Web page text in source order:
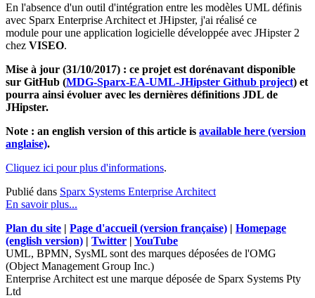
En l'absence d'un outil d'intégration entre les modèles UML définis
avec Sparx Enterprise Architect et JHipster, j'ai réalisé ce
module pour une application logicielle développée avec JHipster 2
chez VISEO.
Mise à jour (31/10/2017) : ce projet est dorénavant disponible
sur GitHub (MDG-Sparx-EA-UML-JHipster Github project) et
pourra ainsi évoluer avec les dernières définitions JDL de
JHipster.
Note : an english version of this article is available here (version
anglaise).
Cliquez ici pour plus d'informations.
Publié dans Sparx Systems Enterprise Architect
En savoir plus...
Plan du site | Page d'accueil (version française) | Homepage
(english version) | Twitter | YouTube
UML, BPMN, SysML sont des marques déposées de l'OMG
(Object Management Group Inc.)
Enterprise Architect est une marque déposée de Sparx Systems Pty
Ltd